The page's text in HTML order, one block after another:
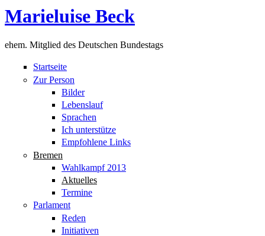
Marieluise Beck
ehem. Mitglied des Deutschen Bundestags
Startseite
Zur Person
Bilder
Lebenslauf
Sprachen
Ich unterstütze
Empfohlene Links
Bremen
Wahlkampf 2013
Aktuelles
Termine
Parlament
Reden
Initiativen